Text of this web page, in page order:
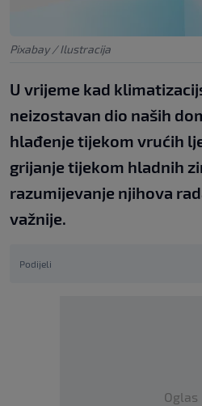
Pixabay / Ilustracija
U vrijeme kad
neizostavan dio naših
hlađenje tijekom vrućih
grijanje tijekom hladnih
razumijevanje njihova
važnije.
Podijeli
Oglas